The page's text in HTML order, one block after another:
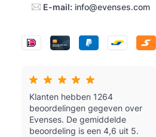
E-mail: info@evenses.com
Klanten hebben 1264
beoordelingen gegeven over
Evenses. De gemiddelde
beoordeling is een 4,6 uit 5.